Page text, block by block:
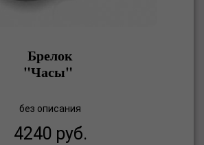
Брелок
"Часы"
без описания
4240 руб.